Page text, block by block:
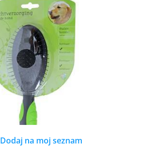
Dodaj na moj seznam